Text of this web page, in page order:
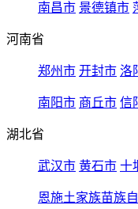
南昌市 景德镇市
河南省
郑州市 开封市 洛
南阳市 商丘市 信
湖北省
武汉市 黄石市 十
恩施土家族苗族